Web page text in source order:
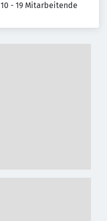
10 - 19 Mitarbeitende